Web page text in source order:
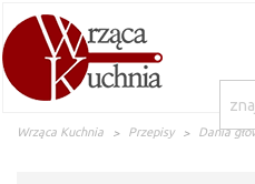
Wrząca Kuchnia Przepisy Dania